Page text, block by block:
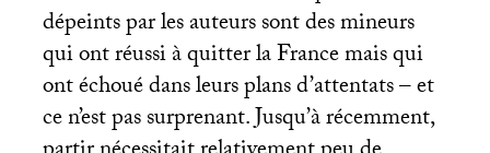
dépeints par les auteurs sont des mineurs
qui ont réussi à quitter la France mais qui
ont échoué dans leurs plans d’attentats – et
ce n’est pas surprenant. Jusqu’à récemment,